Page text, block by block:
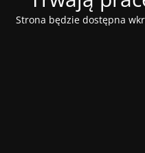
Strona będzie dostępna